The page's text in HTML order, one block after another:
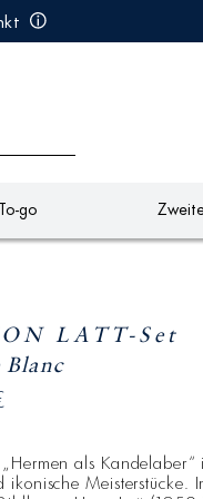
go
LATT-Set
als Kandelaber“
Meisterstücke.